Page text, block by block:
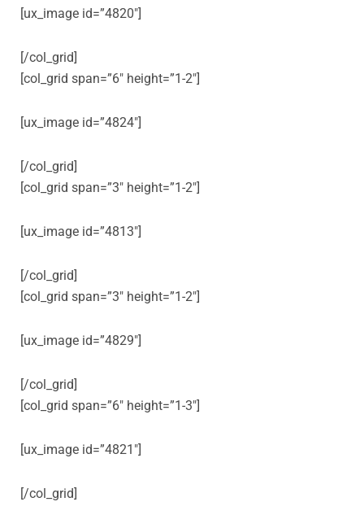
[ux_image id=”4820″]
[/col_grid]
[col_grid span=”6″ height=”1-2″]
[ux_image id=”4824″]
[/col_grid]
[col_grid span=”3″ height=”1-2″]
[ux_image id=”4813″]
[/col_grid]
[col_grid span=”3″ height=”1-2″]
[ux_image id=”4829″]
[/col_grid]
[col_grid span=”6″ height=”1-3″]
[ux_image id=”4821″]
[/col_grid]